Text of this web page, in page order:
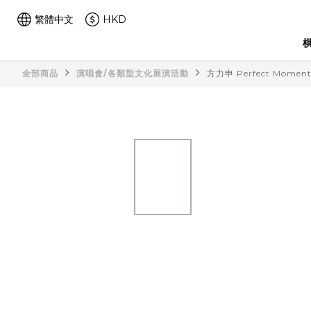
繁體中文
HKD
全部商品 演唱會/各類型文化展演活動 方力申 Perfect